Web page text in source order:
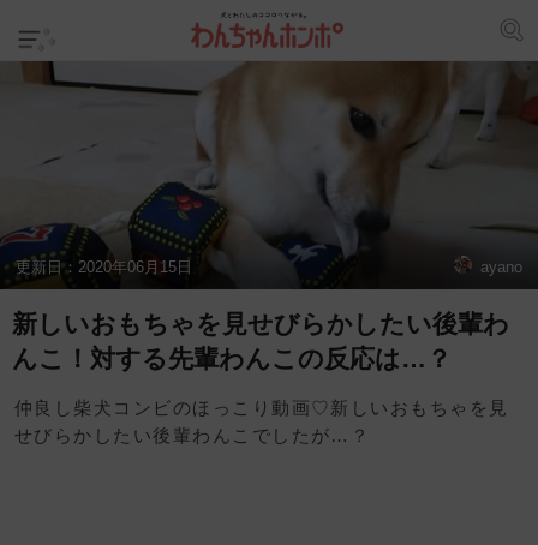
更新日： 2020年06月15日 ayano
新しいおもちゃを見せびらかしたい後輩わ
んこ！対する先輩わんこの反応は…？
仲良し柴犬コンビのほっこり動画♡新しいおもちゃを見
せびらかしたい後輩わんこでしたが…？